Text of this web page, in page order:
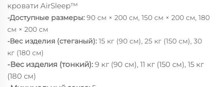
кровати AirSleep™
-Доступные размеры: 90 см × 200 см, 150 см × 200 см, 180
см × 200 см
-Вес изделия (стеганый): 15 кг (90 см), 25 кг (150 см), 30
кг (180 см)
-Вес изделия (тонкий): 9 кг (90 см), 11 кг (150 см), 15 кг
(180 см)